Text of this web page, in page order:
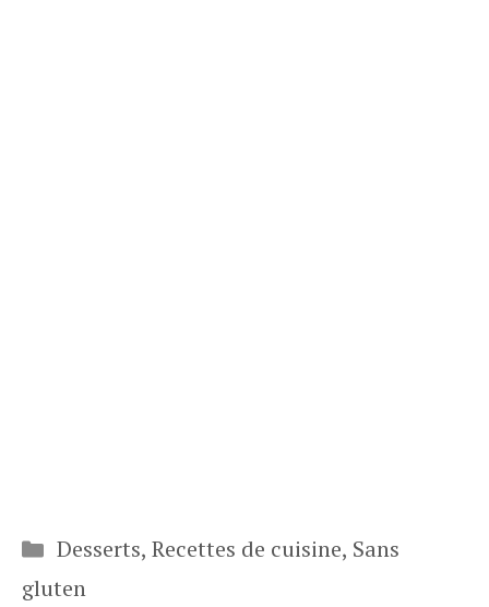
Catégories
Desserts, Recettes de cuisine, Sans
gluten